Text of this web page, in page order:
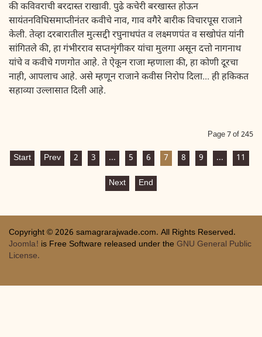
की कविवराची बरदास्त राखावी. पुढे कचेरी बरखास्त होऊन
सायंतनविधिसमाप्तीनंतर कवीचे नाव, गाव वगैरे बारीक विचारपूस राजाने
केली. तेव्हा दरबारातील मुत्सद्दी रघुनाथपंत व लक्ष्मणपंत व सखोपंत यांनी
सांगितले की, हा गंभीरराव सप्तशृंगीकर यांचा मुलगा असून दत्तो नागनाथ
यांचे व कवीचे गणगोत आहे. ते ऐकून राजा म्हणाला की, हा कोणी दूरचा
नाही, आपलाच आहे. असे म्हणून राजाने कवीस निरोप दिला... ही हकिकत
सहाव्या उल्लासात दिली आहे.
Page 7 of 245
Start Prev 2 3 ... 5 6 7 8 9 ... 11
Next End
Copyright © 2026 samagrarajwade.com. All Rights Reserved.
Joomla! is Free Software released under the GNU General Public
License.